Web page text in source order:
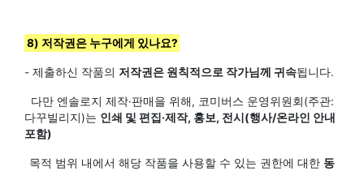
8) 저작권은 누구에게 있나요?
- 제출하신 작품의 저작권은 원칙적으로 작가님께 귀속됩니다.
다만 엔솔로지 제작·판매을 위해, 코미버스 운영위원회(주관:
다꾸빌리지)는 인쇄 및 편집·제작, 홍보, 전시(행사/온라인 안내
포함)
목적 범위 내에서 해당 작품을 사용할 수 있는 권한에 대한 동